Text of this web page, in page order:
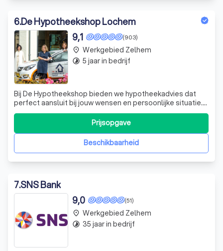
6.De Hypotheekshop Lochem
(903)
9,1
Bij De Hypotheekshop bieden we hypotheekadvies dat
perfect aansluit bij jouw wensen en persoonlijke situatie.
Of je nu een huis wilt kopen, verduurzamen of advies nodig
hebt bij scheiding, wij staan voor je klaar. Vraag vandaag
nog een gratis offerte aan en ontdek wat wij voor jou
kunnen betekenen!
Beschikbaarheid
Prijsopgave
place Werkgebied Zelhem
timelapse 5 jaar in bedrijf
7.SNS Bank
(51)
9,0
place Werkgebied Zelhem
timelapse 35 jaar in bedrijf